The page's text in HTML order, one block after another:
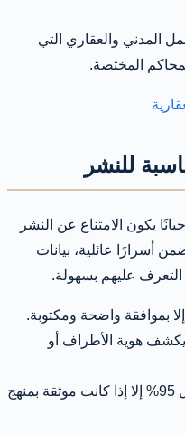
المدني والعقاري التي
المختصة.
للنشر
يكون الامتناع عن النشر
أسرارًا عائلية، بيانات
التعرف عليهم بسهولة.
بموافقة واضحة ومكتوبة.
هوية الأطراف أو
لا تستخدم نسب نجاح عامة مثل 95% إلا إذا كانت موثقة بمنهج